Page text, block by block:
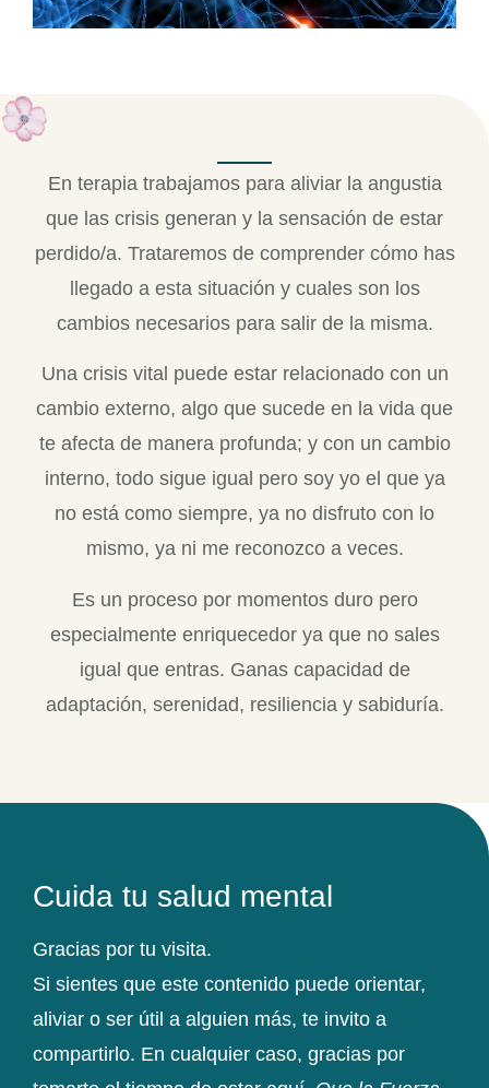
En terapia trabajamos para aliviar la angustia
que las crisis generan y la sensación de estar
perdido/a. Trataremos de comprender cómo has
llegado a esta situación y cuales son los
cambios necesarios para salir de la misma.
Una crisis vital puede estar relacionado con un
cambio externo, algo que sucede en la vida que
te afecta de manera profunda; y con un cambio
interno, todo sigue igual pero soy yo el que ya
no está como siempre, ya no disfruto con lo
mismo, ya ni me reconozco a veces.
Es un proceso por momentos duro pero
especialmente enriquecedor ya que no sales
igual que entras. Ganas capacidad de
adaptación, serenidad, resiliencia y sabiduría.
Cuida tu salud mental
Gracias por tu visita.
Si sientes que este contenido puede orientar,
aliviar o ser útil a alguien más, te invito a
compartirlo. En cualquier caso, gracias por